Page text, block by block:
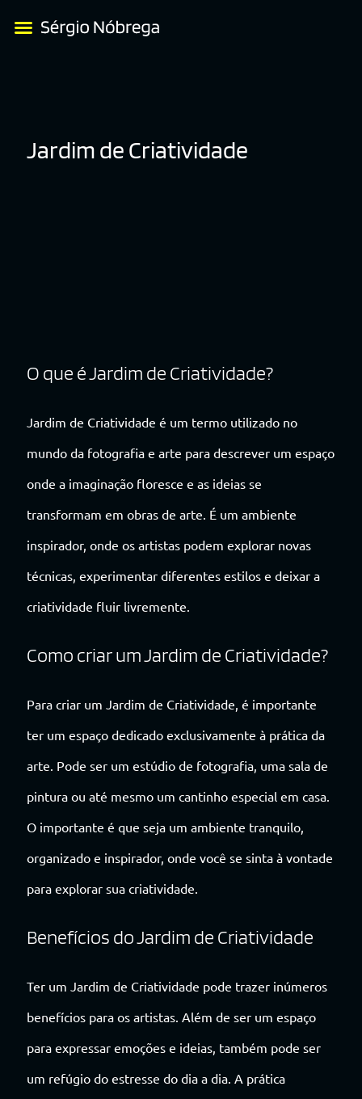
Jardim de Criatividade
O que é Jardim de Criatividade?
Jardim de Criatividade é um termo utilizado no
mundo da fotografia e arte para descrever um espaço
onde a imaginação floresce e as ideias se
transformam em obras de arte. É um ambiente
inspirador, onde os artistas podem explorar novas
técnicas, experimentar diferentes estilos e deixar a
criatividade fluir livremente.
Como criar um Jardim de Criatividade?
Para criar um Jardim de Criatividade, é importante
ter um espaço dedicado exclusivamente à prática da
arte. Pode ser um estúdio de fotografia, uma sala de
pintura ou até mesmo um cantinho especial em casa.
O importante é que seja um ambiente tranquilo,
organizado e inspirador, onde você se sinta à vontade
para explorar sua criatividade.
Benefícios do Jardim de Criatividade
Ter um Jardim de Criatividade pode trazer inúmeros
benefícios para os artistas. Além de ser um espaço
para expressar emoções e ideias, também pode ser
um refúgio do estresse do dia a dia. A prática